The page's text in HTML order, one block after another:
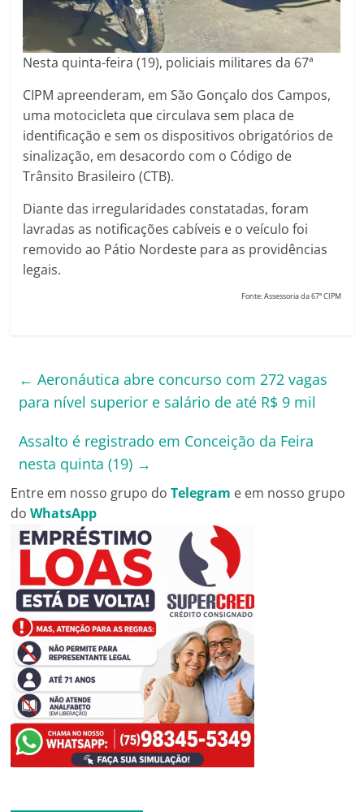
Nesta quinta-feira (19), policiais militares da 67ª
CIPM apreenderam, em São Gonçalo dos Campos,
uma motocicleta que circulava sem placa de
identificação e sem os dispositivos obrigatórios de
sinalização, em desacordo com o Código de
Trânsito Brasileiro (CTB).
Diante das irregularidades constatadas, foram
lavradas as notificações cabíveis e o veículo foi
removido ao Pátio Nordeste para as providências
legais.
Fonte: Assessoria da 67ª CIPM
← Aeronáutica abre concurso com 272 vagas
para nível superior e salário de até R$ 9 mil
Assalto é registrado em Conceição da Feira
nesta quinta (19) →
Entre em nosso grupo doTelegram e em nosso grupo
doWhatsApp